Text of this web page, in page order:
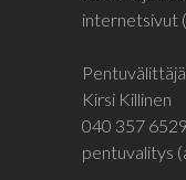
internetsivut
Pentuvälittäjä
Kirsi Killinen
040 357
pentuvalitys